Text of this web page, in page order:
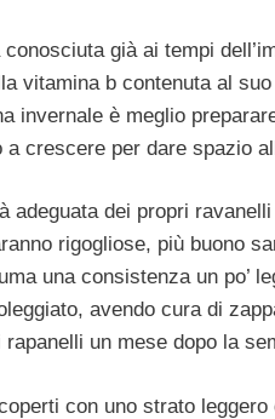
già ai tempi
vitamina b contenuta al
invernale è meglio
crescere per dare spazio
adeguata dei propri
rigogliose, più buono
una consistenza un po’
avendo cura di
un mese dopo la
con uno strato